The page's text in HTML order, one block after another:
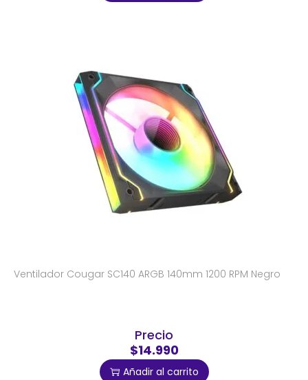
Ventilador Cougar SC140 ARGB 140mm 1200 RPM Negro
Precio
$14.990
Añadir al carrito